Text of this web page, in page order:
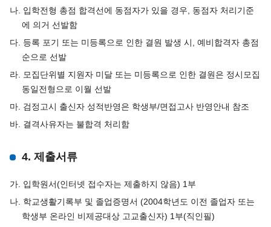
나. 입학전형 총점 합격선에 동점자가 있을 경우, 동점자 처리기준
에 의거 선발함
다. 등록 포기 또는 미등록으로 인한 결원 발생 시, 예비합격자 총점
순으로 선발
라. 모집단위별 지원자 미달 또는 미등록으로 인한 결원은 정시모집
동일전형으로 이월 선발
마. 검정고시 출신자 성적반영은 학생부/면접고사 반영안내 참조
바. 결격사유자는 불합격 처리함
4. 제출서류
가. 입학원서(인터넷 접수자는 제출하지 않음) 1부
나. 학교생활기록부 및 졸업증명서 (2004학년도 이전 졸업자 또는
학생부 온라인 비제공대상 고교출신자) 1부(직인필)